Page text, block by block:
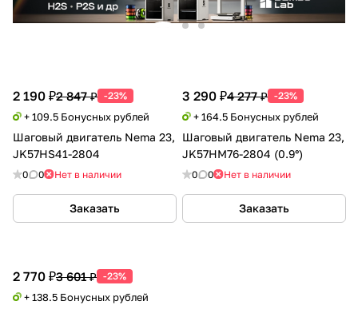
2 190 ₽2 847 ₽ -23%
+ 109.5 Бонусных рублей
Шаговый двигатель Nema 23,
JK57HS41-2804
0 0 Нет в наличии
Заказать
3 290 ₽4 277 ₽ -23%
+ 164.5 Бонусных рублей
Шаговый двигатель Nema 23,
JK57HM76-2804 (0.9°)
0 0 Нет в наличии
Заказать
2 770 ₽3 601 ₽ -23%
+ 138.5 Бонусных рублей